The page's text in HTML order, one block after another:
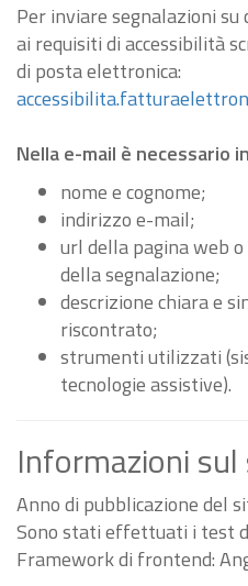
Per inviare segnalazioni
ai requisiti di accessibilità
di posta elettronica:
Nella e-mail è necessario
nome e cognome;
indirizzo e-mail;
url della pagina web
della segnalazione;
descrizione chiara e
riscontrato;
strumenti utilizzati
tecnologie assistive).
Informazioni
Anno di pubblicazione del
Sono stati effettuati i test
Framework di frontend: